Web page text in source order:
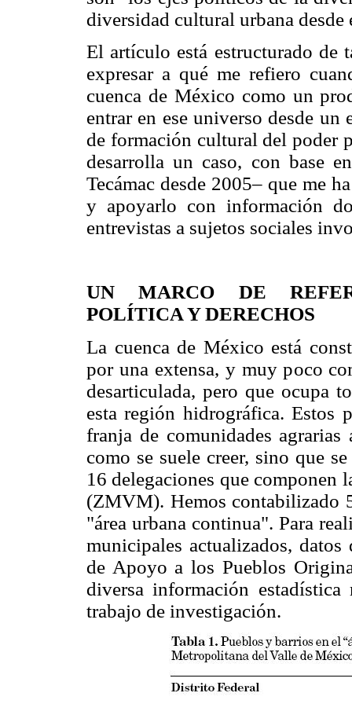
diversidad cultural urbana
El artículo está estructurado de
expresar a qué me refiero
cuenca de México como un
entrar en ese universo desde
de formación cultural del poder
desarrolla un caso, con base
Tecámac desde 2005– que me
y apoyarlo con información
entrevistas a sujetos sociales
UN MARCO DE
POLÍTICA Y DERECHOS
La cuenca de México está
por una extensa, y muy poco
desarticulada, pero que ocupa
esta región hidrográfica. Estos
franja de comunidades
como se suele creer, sino que
16 delegaciones que
(ZMVM). Hemos contabilizado
"área urbana continua". Para
municipales actualizados,
de Apoyo a los Pueblos
diversa información
trabajo de investigación.